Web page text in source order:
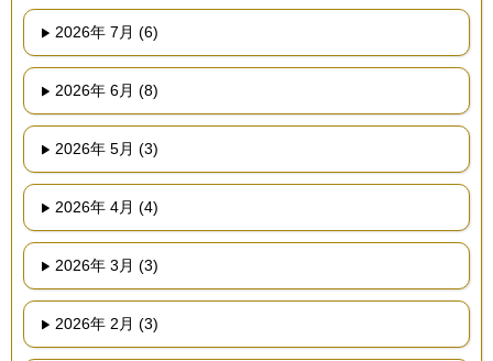
2026年 7月 (6)
2026年 6月 (8)
2026年 5月 (3)
2026年 4月 (4)
2026年 3月 (3)
2026年 2月 (3)